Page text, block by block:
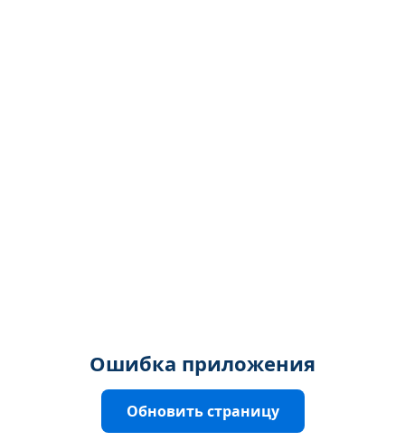
Ошибка приложения
Обновить страницу